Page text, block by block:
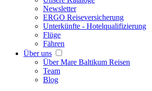
Newsletter
ERGO Reiseversicherung
Unterkünfte - Hotelqualifizierung
Flüge
Fähren
Über uns
Über Mare Baltikum Reisen
Team
Blog